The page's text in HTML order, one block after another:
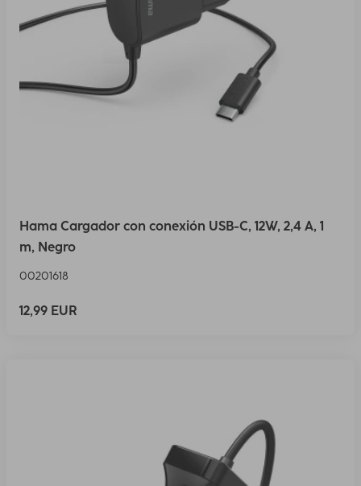
Hama Cargador con conexión USB-C, 12W, 2,4 A, 1
m, Negro
00201618
12,99 EUR